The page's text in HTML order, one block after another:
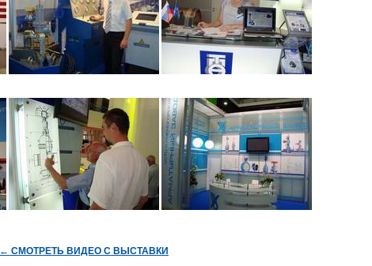
← СМОТРЕТЬ ВИДЕО С ВЫСТАВКИ